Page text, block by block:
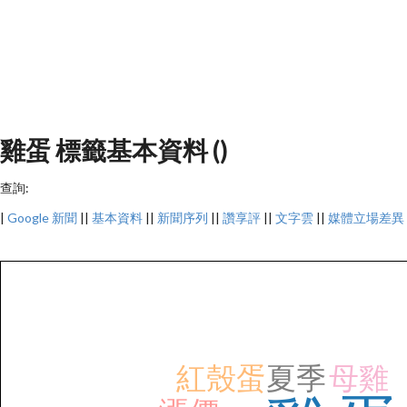
雞蛋 標籤基本資料 ()
查詢:
| Google 新聞 || 基本資料 || 新聞序列 || 讚享評 || 文字雲 || 媒體立場差異
母雞
夏季
紅殼蛋